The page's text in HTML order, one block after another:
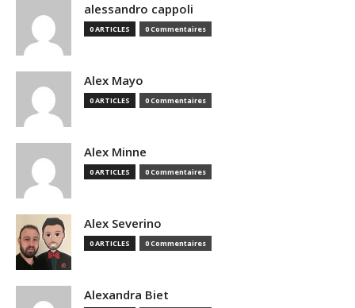
alessandro cappoli
0 ARTICLES 0 Commentaires
Alex Mayo
0 ARTICLES 0 Commentaires
Alex Minne
0 ARTICLES 0 Commentaires
Alex Severino
0 ARTICLES 0 Commentaires
Alexandra Biet